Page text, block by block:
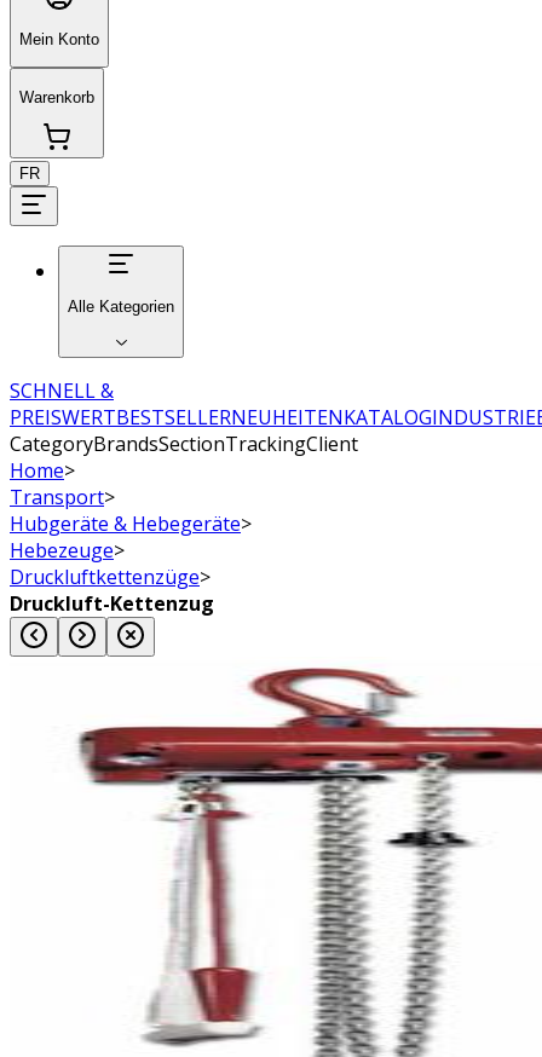
Mein Konto
Warenkorb
FR
Alle Kategorien
SCHNELL &
PREISWERTBESTSELLERNEUHEITENKATALOG
CategoryBrandsSectionTrackingClient
Home>
Transport>
Hubgeräte & Hebegeräte>
Hebezeuge>
Druckluftkettenzüge>
Druckluft-Kettenzug